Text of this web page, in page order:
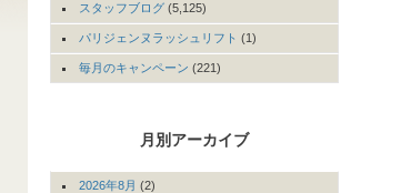
スタッフブログ (5,125)
パリジェンヌラッシュリフト (1)
毎月のキャンペーン (221)
月別アーカイブ
2026年8月 (2)